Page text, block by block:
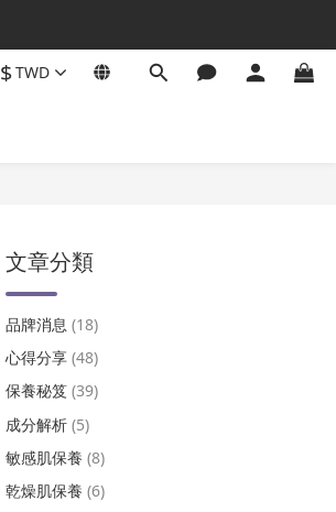
$TWD
文章分類
品牌消息 (18)
心得分享 (48)
保養秘笈 (39)
成分解析 (5)
敏感肌保養 (8)
乾燥肌保養 (6)